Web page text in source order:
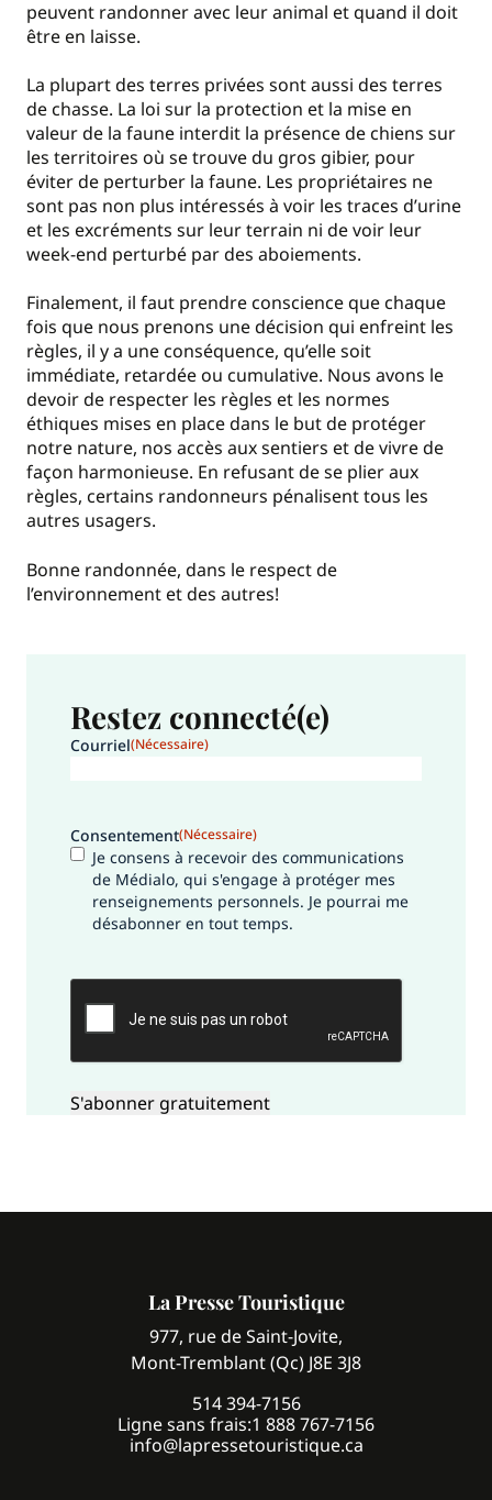
peuvent randonner avec leur animal et quand il doit
être en laisse.
La plupart des terres privées sont aussi des terres
de chasse. La loi sur la protection et la mise en
valeur de la faune interdit la présence de chiens sur
les territoires où se trouve du gros gibier, pour
éviter de perturber la faune. Les propriétaires ne
sont pas non plus intéressés à voir les traces d’urine
et les excréments sur leur terrain ni de voir leur
week-end perturbé par des aboiements.
Finalement, il faut prendre conscience que chaque
fois que nous prenons une décision qui enfreint les
règles, il y a une conséquence, qu’elle soit
immédiate, retardée ou cumulative. Nous avons le
devoir de respecter les règles et les normes
éthiques mises en place dans le but de protéger
notre nature, nos accès aux sentiers et de vivre de
façon harmonieuse. En refusant de se plier aux
règles, certains randonneurs pénalisent tous les
autres usagers.
Bonne randonnée, dans le respect de
l’environnement et des autres!
Restez connecté(e)
Courriel(Nécessaire)
Consentement(Nécessaire)
Je consens à recevoir des communications
de Médialo, qui s'engage à protéger mes
renseignements personnels. Je pourrai me
désabonner en tout temps.
La Presse Touristique
977, rue de Saint-Jovite,
Mont-Tremblant (Qc) J8E 3J8
514 394-7156
Ligne sans frais:1 888 767-7156
info@lapressetouristique.ca